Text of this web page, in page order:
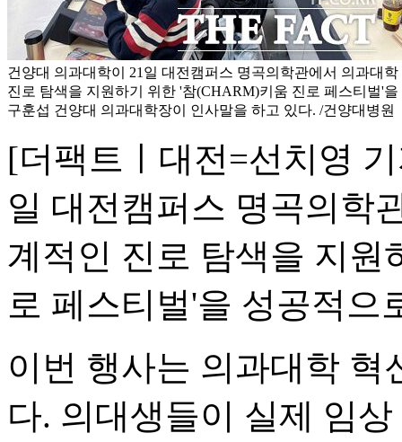
건양대 의과대학이 21일 대전캠퍼스 명곡의학관에서 의과대
진로 탐색을 지원하기 위한 '참(CHARM)키움 진로 페스티벌'
구훈섭 건양대 의과대학장이 인사말을 하고 있다. /건양대병원
[더팩트ㅣ대전=선치영
일 대전캠퍼스 명곡의학
계적인 진로 탐색을 지원
로 페스티벌'을 성공적으
이번 행사는 의과대학
다. 의대생들이 실제 임